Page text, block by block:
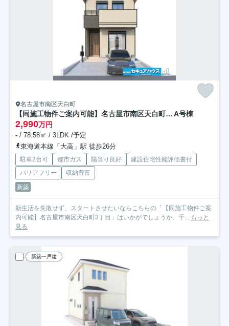
名古屋市南区天白町
【同施工物件ご案内可能】名古屋市南区天白町3丁目 A号棟
2,990万円
- / 78.58㎡ / 3LDK /予定
東海道本線「大高」駅 徒歩26分
駐車2台可 都市ガス 陽当り良好
建設住宅性能評価書付
バリアフリー
収納豊富
新築
新生活を失敗せず、スタートさせたいならこちらの「【同施工物件ご案
内可能】名古屋市南区天白町3丁目」はいかがでしょうか。千... もっと
見る
新築一戸建